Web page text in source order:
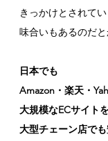
きっかけとされて
味合いもあるのだと
日本でも
Amazon・楽天・
大規模なECサイト
大型チェーン店で